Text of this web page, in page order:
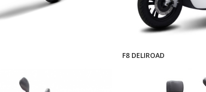
F8 DELIROAD